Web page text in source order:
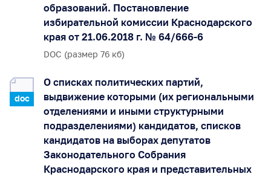
образований. Постановление
избирательной комиссии Краснодарского
края от 21.06.2018 г. № 64/666-6
DOC (размер 76 кб)
doc
О списках политических партий,
выдвижение которыми (их региональными
отделениями и иными структурными
подразделениями) кандидатов, списков
кандидатов на выборах депутатов
Законодательного Собрания
Краснодарского края и представительных